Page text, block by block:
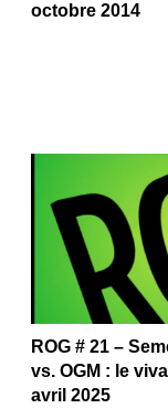
octobre 2014
ROG # 21 –
vs. OGM : le
avril 2025